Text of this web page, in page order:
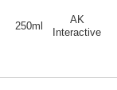
250ml
AK
Interactive